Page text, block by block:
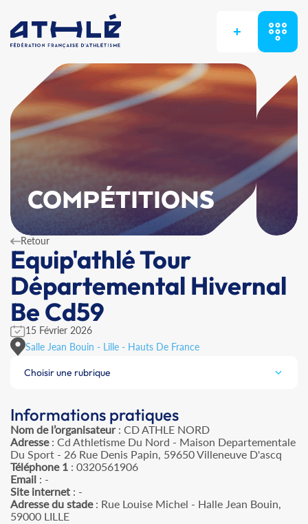
+
COMPÉTITIONS
Retour
Equip'athlé Tour
Départemental Hivernal
Be Cd59
15 Février 2026
Salle Jean Bouin - Lille - Hauts De France
Choisir une rubrique
Informations pratiques
Nom de l’organisateur: CD ATHLE NORD
Adresse: Cd Athletisme Du Nord - Maison Departementale
Du Sport - 26 Rue Denis Papin, 59650 Villeneuve D'ascq
Téléphone 1 : 0320561906
Email : -
Site internet : -
Adresse du stade: Rue Louise Michel - Halle Jean Bouin,
59000 LILLE